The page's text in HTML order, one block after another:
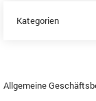
Kategorien
Allgemeine